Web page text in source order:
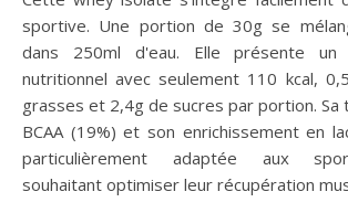
sportive. Une portion de 30g se
dans 250ml d'eau. Elle présente un
nutritionnel avec seulement 110 kcal,
grasses et 2,4g de sucres par portion. Sa
BCAA (19%) et son enrichissement en
particulièrement adaptée aux
souhaitant optimiser leur récupération